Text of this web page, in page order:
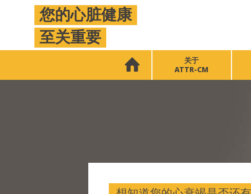
容
您的心脏健康
至关重要
Main
navigation
关于
ATTR-CM